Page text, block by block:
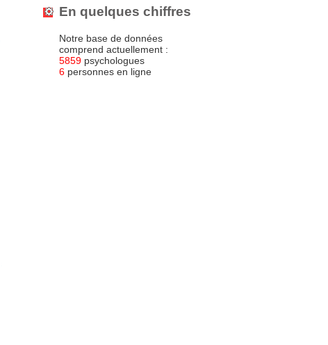
En quelques chiffres
Notre base de données
comprend actuellement :
5859 psychologues
6 personnes en ligne